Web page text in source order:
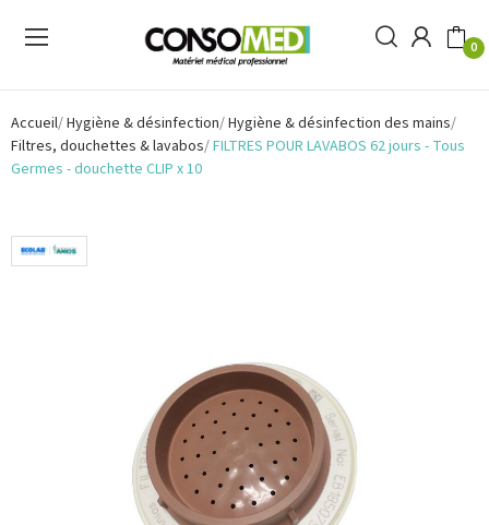
0
Accueil Hygiène & désinfection Hygiène & désinfection des mains
Filtres, douchettes & lavabos FILTRES POUR LAVABOS 62 jours - Tous
Germes - douchette CLIP x 10